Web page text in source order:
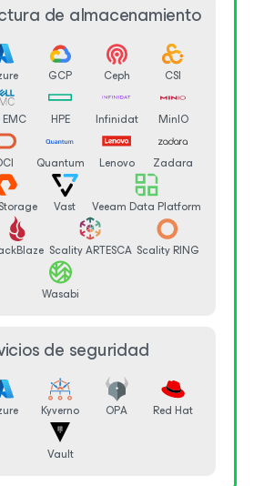
de almacenamiento
GCP Ceph CSI
HPE Infinidat MinIO
Quantum Lenovo Zadara
Vast Veeam Data Platform
Scality ARTESCA Scality RING
Wasabi
de seguridad
Kyverno OPA Red Hat
Vault